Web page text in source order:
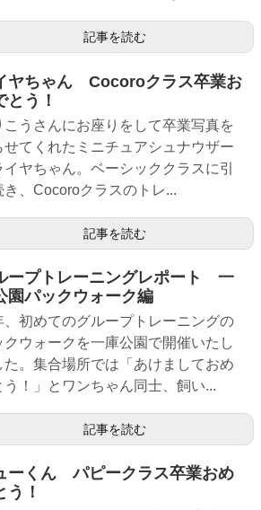
記事を読む
ヤちゃん Cocoroクラス卒業お
とう！
こうさんにお座りをして卒業写真を
せてくれたミニチュアシュナウザー
イヤちゃん。ベーシッククラスに引
き、Cocoroクラスのトレ...
記事を読む
ープトレーニングレポート 一
園パックウォーク編
、初めてのグループトレーニングの
クウォークを一庫公園で開催いたし
た。集合場所では「あけましておめ
う！」とワンちゃん同士、飼い...
記事を読む
ーくん パピークラス卒業おめ
う！